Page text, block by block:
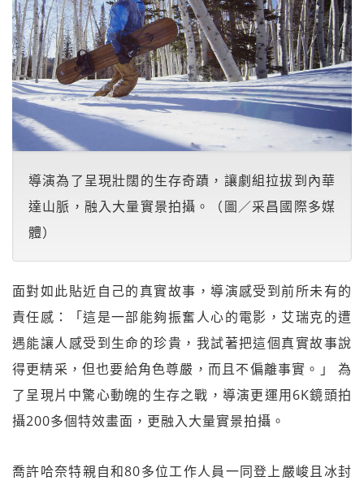
導演為了呈現壯闊的生存奇蹟，讓劇組拉拔到內華
達山脈，融入大量實景拍攝。（圖／采昌國際多媒
體）
面對如此貼近自己的真實故事，導演感受到前所未有的
責任感：「這是一部能夠振奮人心的電影，艾瑞克的遭
遇能讓人感受到生命的珍貴，我試著把這個真實故事說
得更精采，但也要給角色尊嚴，而且不偏離事實。」 為
了呈現片中驚心動魄的生存之戰，導演更運用6K鏡頭拍
攝200多個特效畫面，更融入大量實景拍攝。
喬許哈奈特親自和80多位工作人員一同登上嚴峻且冰封